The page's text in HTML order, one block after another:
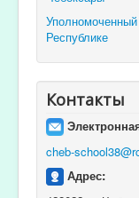
Республике
Контакты
cheb-
Адрес: